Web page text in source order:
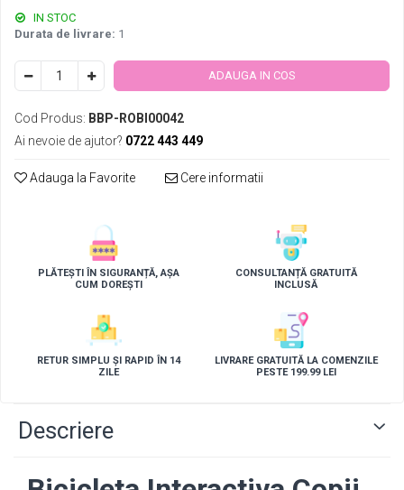
IN STOC
Durata de livrare: 1
ADAUGA IN COS
Cod Produs: BBP-ROBI00042
Ai nevoie de ajutor? 0722 443 449
Adauga la Favorite Cere informatii
PLĂTEȘTI ÎN SIGURANȚĂ, AȘA
CUM DOREȘTI
CONSULTANȚĂ GRATUITĂ
INCLUSĂ
RETUR SIMPLU ȘI RAPID ÎN 14
ZILE
LIVRARE GRATUITĂ LA COMENZILE
PESTE 199.99 LEI
Descriere